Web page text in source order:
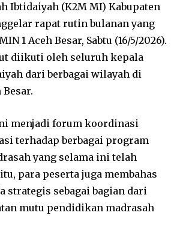
Ibtidaiyah (K2M MI) Kabupaten
rapat rutin bulanan yang
1 Aceh Besar, Sabtu (16/5/2026).
diikuti oleh seluruh kepala
dari berbagai wilayah di
menjadi forum koordinasi
terhadap berbagai program
yang selama ini telah
para peserta juga membahas
strategis sebagai bagian dari
mutu pendidikan madrasah